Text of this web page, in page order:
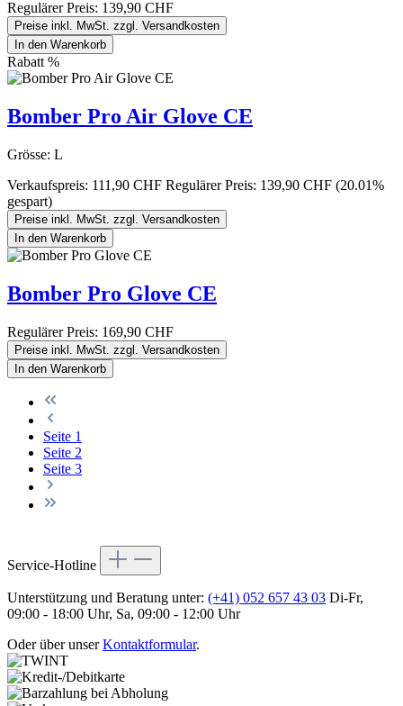
Regulärer Preis: 139,90 CHF
Preise inkl. MwSt. zzgl. Versandkosten
In den Warenkorb
Rabatt %
Bomber Pro Air Glove CE
Grösse: L
Verkaufspreis: 111,90 CHF Regulärer Preis: 139,90 CHF (20.01%
gespart)
Preise inkl. MwSt. zzgl. Versandkosten
In den Warenkorb
Bomber Pro Glove CE
Regulärer Preis: 169,90 CHF
Preise inkl. MwSt. zzgl. Versandkosten
In den Warenkorb
Seite 1
Seite 2
Seite 3
Service-Hotline
Unterstützung und Beratung unter: (+41) 052 657 43 03 Di-Fr,
09:00 - 18:00 Uhr, Sa, 09:00 - 12:00 Uhr
Oder über unserKontaktformular.